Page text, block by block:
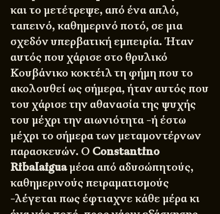
και το μετέτρεψε, από ένα απλό,
ταπεινό, καθημερινό ποτό, σε μια
σχεδόν υπερβατική εμπειρία. Ήταν
αυτός που χάρισε στο θρυλικό
Κουβάνικο κοκτέιλ τη φήμη που το
ακολουθεί ως σήμερα, ήταν αυτός που
του χάρισε την αθανασία της ψυχής
του μέχρι την αιωνιότητα -ή έστω
μέχρι το σήμερα των μεταμοντέρνων
παρασκευών. Ο Constantino
Ribalaiguaμέσα από αδυσώπητούς,
καθημερινούς πειραματισμούς
-λέγεται πως έφτιαχνε κάθε μέρα κι